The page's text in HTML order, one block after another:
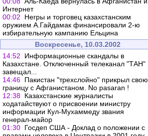
Интернет
00:02
Негры и торговец казахстанским
оружием А.Гайдамак финансировали 2-ю
избирательную кампанию Ельцина
Воскресенье, 10.03.2002
14:52
Информационные скандалы в
Казахстане. Отключенный телеканал "ТАН"
завещал...
14:46 Пакистан "трехслойно" прикрыл свою
границу с Афганистаном. No pasaran !
12:38 Казахстанские журналисты
ходатайствуют о присвоении министру
информации Кул-Мухаммеду звания
генерал-майор
01:30 Госдеп США - Доклад о положении с